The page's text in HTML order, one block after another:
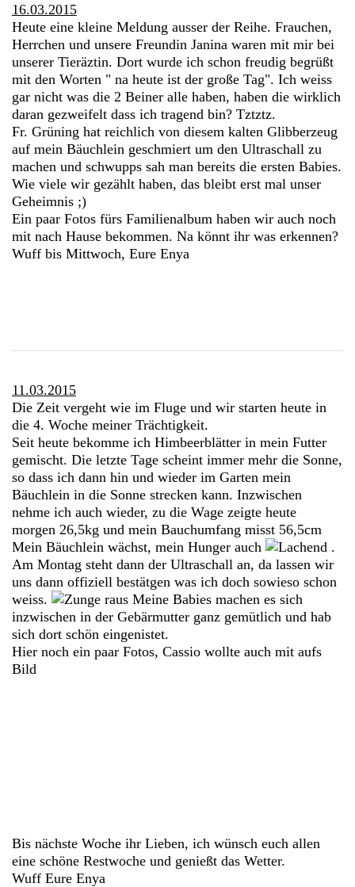
16.03.2015
Heute eine kleine Meldung ausser der Reihe. Frauchen,
Herrchen und unsere Freundin Janina waren mit mir bei
unserer Tieräztin. Dort wurde ich schon freudig begrüßt
mit den Worten " na heute ist der große Tag". Ich weiss
gar nicht was die 2 Beiner alle haben, haben die wirklich
daran gezweifelt dass ich tragend bin? Tztztz.
Fr. Grüning hat reichlich von diesem kalten Glibberzeug
auf mein Bäuchlein geschmiert um den Ultraschall zu
machen und schwupps sah man bereits die ersten Babies.
Wie viele wir gezählt haben, das bleibt erst mal unser
Geheimnis ;)
Ein paar Fotos fürs Familienalbum haben wir auch noch
mit nach Hause bekommen. Na könnt ihr was erkennen?
Wuff bis Mittwoch, Eure Enya
11.03.2015
Die Zeit vergeht wie im Fluge und wir starten heute in
die 4. Woche meiner Trächtigkeit.
Seit heute bekomme ich Himbeerblätter in mein Futter
gemischt. Die letzte Tage scheint immer mehr die Sonne,
so dass ich dann hin und wieder im Garten mein
Bäuchlein in die Sonne strecken kann. Inzwischen
nehme ich auch wieder, zu die Wage zeigte heute
morgen 26,5kg und mein Bauchumfang misst 56,5cm
Mein Bäuchlein wächst, mein Hunger auch
.
Am Montag steht dann der Ultraschall an, da lassen wir
uns dann offiziell bestätgen was ich doch sowieso schon
weiss.
Meine Babies machen es sich
inzwischen in der Gebärmutter ganz gemütlich und hab
sich dort schön eingenistet.
Hier noch ein paar Fotos, Cassio wollte auch mit aufs
Bild
Bis nächste Woche ihr Lieben, ich wünsch euch allen
eine schöne Restwoche und genießt das Wetter.
Wuff Eure Enya